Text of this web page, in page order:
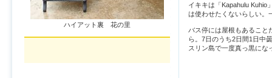
イキキは「Kapahulu Kuhio
は使わせたくないらしい。
バス停には屋根もあること
ら。7日のうち2日間1日中
スリン島で一度真っ黒にな
ハイアット裏 花の里